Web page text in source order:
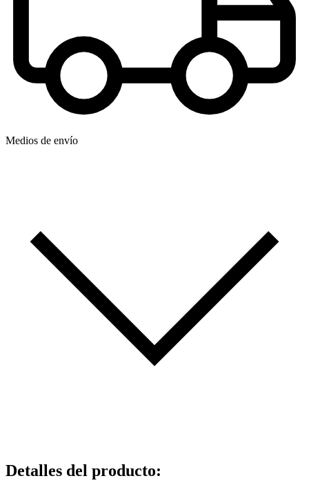
Medios de envío
Detalles del producto: